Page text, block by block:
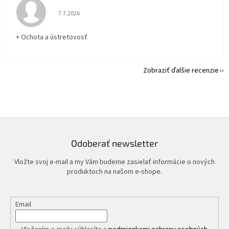
Hodnotenie obchodu je 5 z 5 hviezdičiek.
7.7.2026
+ Ochota a ústretovosť
Zobraziť ďalšie recenzie
Odoberať newsletter
Vložte svoj e-mail a my Vám budeme zasielať informácie o nových
produktoch na našom e-shope.
Email